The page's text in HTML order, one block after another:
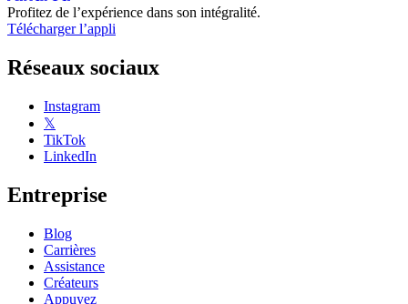
Profitez de l’expérience dans son intégralité.
Télécharger l’appli
Réseaux sociaux
Instagram
𝕏
TikTok
LinkedIn
Entreprise
Blog
Carrières
Assistance
Créateurs
Appuyez